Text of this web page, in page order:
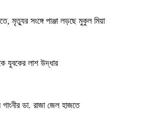
মৃত্যুর সংঙ্গে পাঞ্জা লড়ছে মুকুল মিয়া
যুবকের লাশ উদ্ধার
গাংনীর ডা. রাজা জেল হাজতে